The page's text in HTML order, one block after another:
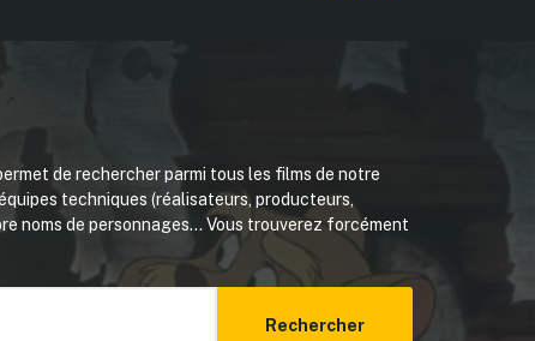
de rechercher parmi tous les films de notre
techniques (réalisateurs, producteurs,
noms de personnages... Vous trouverez forcément
Rechercher